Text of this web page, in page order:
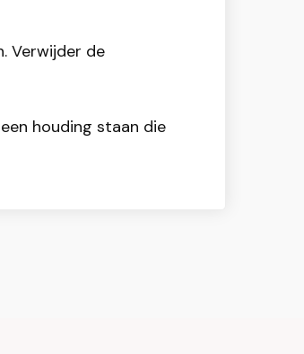
Verwijder de
houding staan die